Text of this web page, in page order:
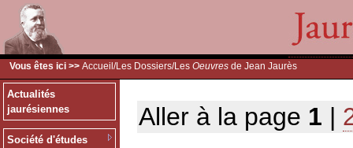
Vous êtes ici >> Accueil /Les Dossiers/Les Oeuvres de Jean Jaurès
Actualités
jaurésiennes
Société d'études
Aller à la page 1 |